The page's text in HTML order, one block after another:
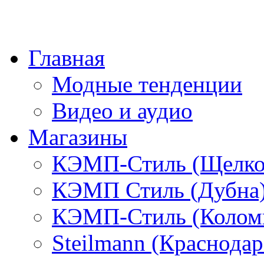
Главная
Модные тенденции
Видео и аудио
Магазины
КЭМП-Стиль
КЭМП Стиль
КЭМП-Стиль
Steilmann